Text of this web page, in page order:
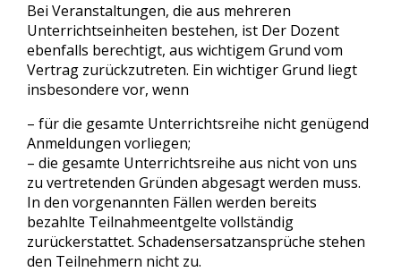
Bei Veranstaltungen, die aus mehreren
Unterrichtseinheiten bestehen, ist Der Dozent
ebenfalls berechtigt, aus wichtigem Grund vom
Vertrag zurückzutreten. Ein wichtiger Grund liegt
insbesondere vor, wenn
– für die gesamte Unterrichtsreihe nicht genügend
Anmeldungen vorliegen;
– die gesamte Unterrichtsreihe aus nicht von uns
zu vertretenden Gründen abgesagt werden muss.
In den vorgenannten Fällen werden bereits
bezahlte Teilnahmeentgelte vollständig
zurückerstattet. Schadensersatzansprüche stehen
den Teilnehmern nicht zu.